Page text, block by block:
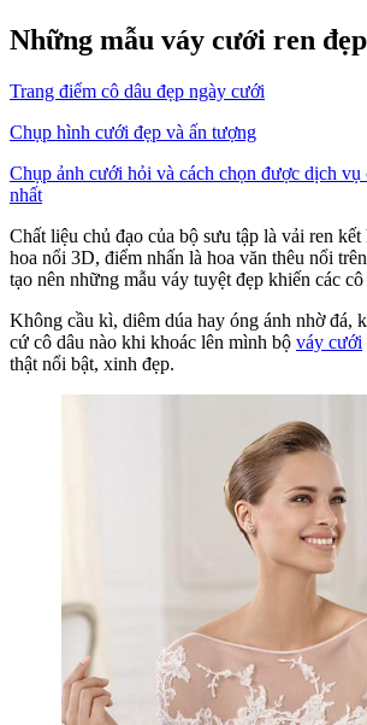
Những mẫu váy cưới ren
Trang điểm cô dâu đẹp ngày cưới
Chụp hình cưới đẹp và ấn tượng
Chụp ảnh cưới hỏi và cách chọn được dịch vụ
nhất
Chất liệu chủ đạo của bộ sưu tập là vải ren
hoa nổi 3D, điểm nhấn là hoa văn thêu nổi
tạo nên những mẫu váy tuyệt đẹp khiến các cô
Không cầu kì, diêm dúa hay óng ánh nhờ đá,
cứ cô dâu nào khi khoác lên mình bộ váy cưới
thật nổi bật, xinh đẹp.